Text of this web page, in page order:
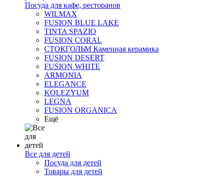
Посуда для кафе, ресторанов
WILMAX
FUSION BLUE LAKE
TINTA SPAZIO
FUSION CORAL
СТОКГОЛЬМ Каменная керамика
FUSION DESERT
FUSION WHITE
ARMONIA
ELEGANCE
KOLEZYUM
LEGNA
FUSION ORGANICA
Ещё
Все для детей
Посуда для детей
Товары для детей